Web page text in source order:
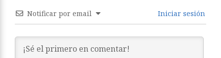
Notificar por email Iniciar sesión